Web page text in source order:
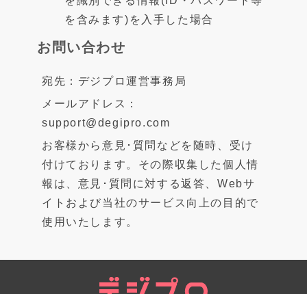
を含みます)を入手した場合
お問い合わせ
宛先：デジプロ運営事務局
メールアドレス：
support@degipro.com
お客様から意見･質問などを随時、受け
付けております。その際収集した個人情
報は、意見･質問に対する返答、Webサ
イトおよび当社のサービス向上の目的で
使用いたします。